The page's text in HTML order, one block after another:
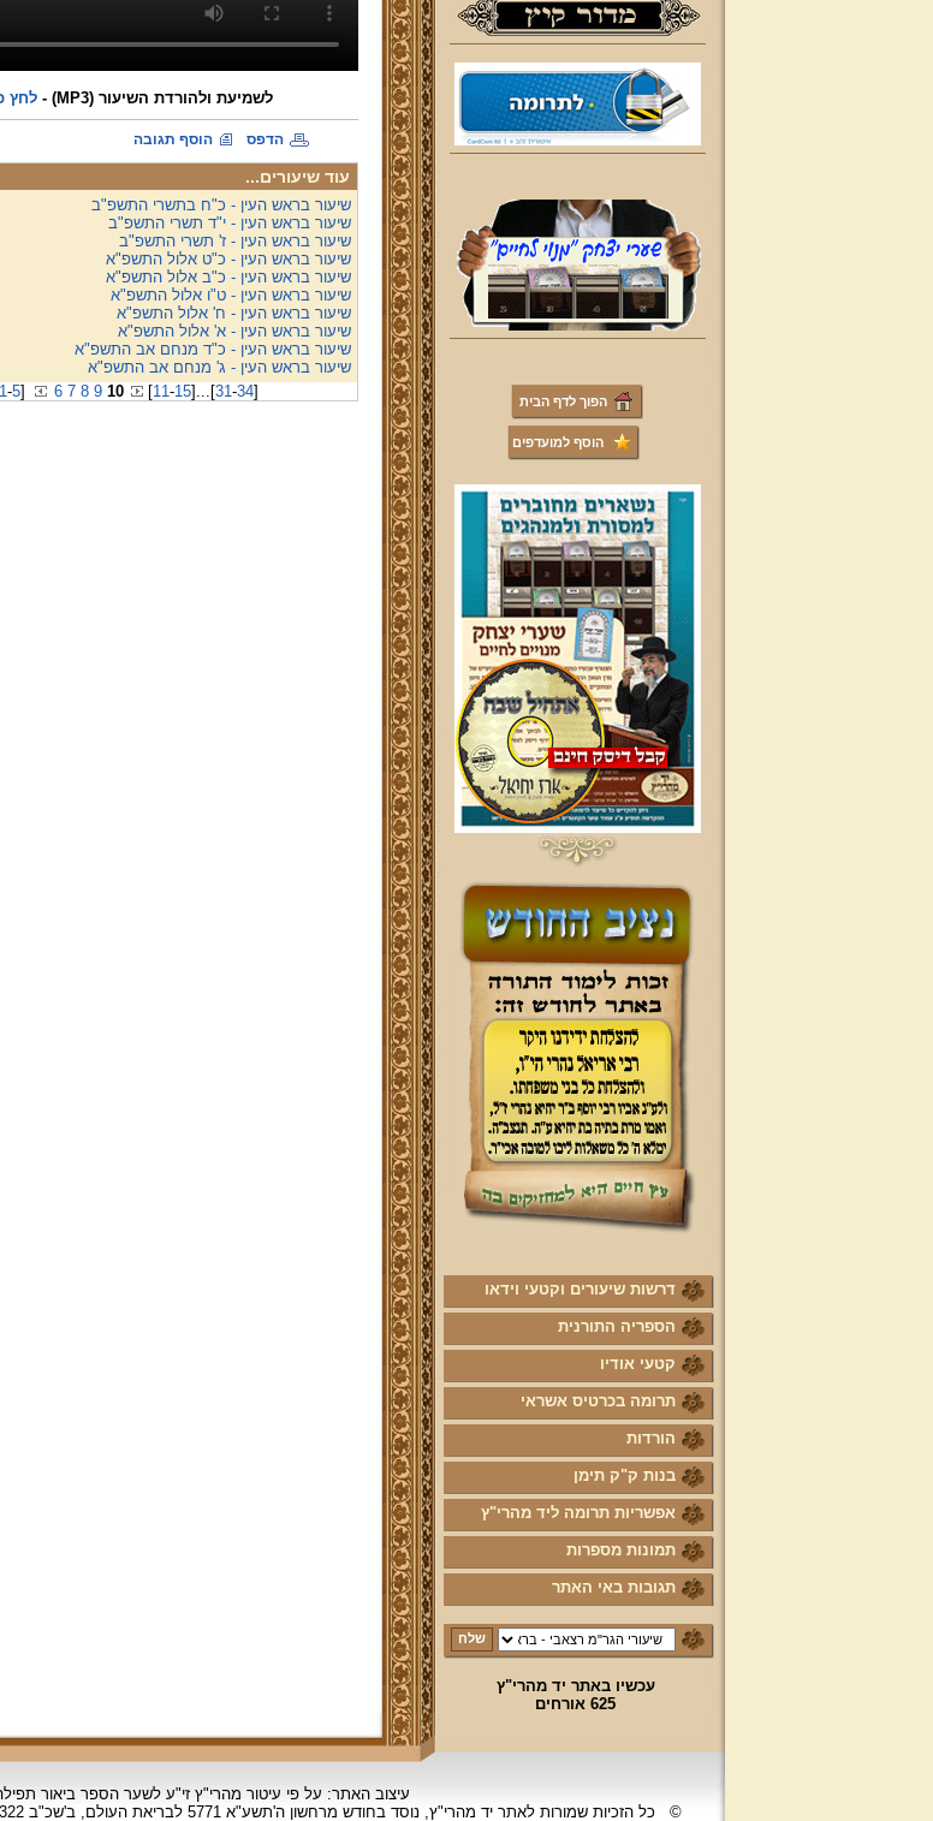
הפוך לדף הבית
הוסף למועדפים
דרשות שיעורים וקטעי וידאו
הספריה התורנית
קטעי אודיו
תרומה בכרטיס אשראי
הורדות
בנות ק"ק תימן
אפשריות תרומה ליד מהרי"ץ
תמונות מספרות
תגובות באי האתר
עכשיו באתר יד מהרי"ץ
625 אורחים
לשמיעת ולהורדת השיעור (MP3) -לחץ
הדפס הוסף תגובה
עוד שיעורים...
שיעור בראש העין - כ"ח בתשרי התשפ"ב
שיעור בראש העין - י"ד תשרי התשפ"ב
שיעור בראש העין - ז' תשרי התשפ"ב
שיעור בראש העין - כ"ט אלול התשפ"א
שיעור בראש העין - כ"ב אלול התשפ"א
שיעור בראש העין - ט"ו אלול התשפ"א
שיעור בראש העין - ח' אלול התשפ"א
שיעור בראש העין - א' אלול התשפ"א
שיעור בראש העין - כ"ד מנחם אב התשפ"א
שיעור בראש העין - ג' מנחם אב התשפ"א
1-5] 6 7 8 9 10 [11-15] ... [31-34]
עיצוב האתר: על פי עיטור מהרי"ץ זי"ע לשער הספר ביאור
©
כל הזכיות שמורות לאתר יד מהרי"ץ, נוסד בחודש מרחשוןה'תשע"א 5771 לבריאת העולם, ב'שכ"ב 2322 לשטרות, 2010 למניינם.